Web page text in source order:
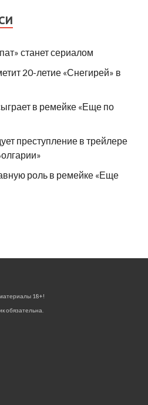
станет сериалом
20-летие «Снегирей» в
в ремейке «Еще по
преступление в трейлере
роль в ремейке «Еще
18+!
обязательна.